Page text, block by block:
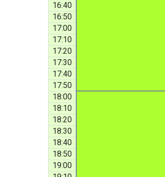
16:40
16:50
17:00
17:10
17:20
17:30
17:40
17:50
18:00
18:10
18:20
18:30
18:40
18:50
19:00